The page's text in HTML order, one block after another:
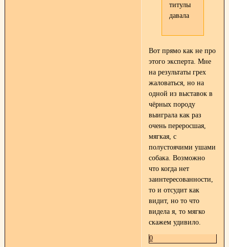
титулы
давала
Вот прямо как не про
этого эксперта. Мне
на результаты грех
жаловаться, но на
одной из выставок в
чёрных породу
выиграла как раз
очень переросшая,
мягкая, с
полустоячими ушами
собака. Возможно
что когда нет
заинтересованности,
то и отсудит как
видит, но то что
видела я, то мягко
скажем удивило.
0